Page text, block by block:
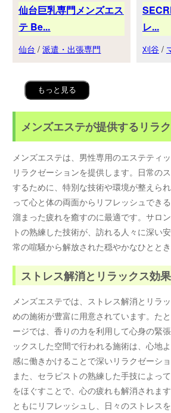
仙台巨乳専門メンズエス
テ Be...
仙台 /派遣・出張専門
レ...
刈谷 /
もっと見る
メンズエステが提供するリラ
メンズエステは、男性専用のエステティ
リラクゼーションを提供します。日常の
するために、特別な技術や環境が整えら
って心と体の両面からリフレッシュでき
溜まった疲れを癒すのに最適です。サロ
トの熟練した技術が、訪れる人々に深い
常の喧騒から解放された穏やかなひととき
ストレス解消とリラックス効果
メンズエステでは、ストレス解消とリラ
めの施術が豊富に用意されています。た
ージでは、香りの力を利用して心身の緊
ックスした空間で行われる施術は、心地
感に働きかけることで深いリラクゼーシ
また、セラピストの熟練した手技によっ
をほぐすことで、心の疲れも解消されま
ともにリフレッシュし、日々のストレス